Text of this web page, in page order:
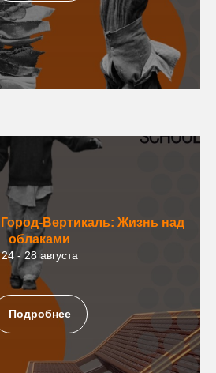
Город-Вертикаль: Жизнь над
облаками
24 - 28 августа
Подробнее